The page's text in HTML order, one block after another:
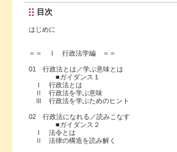
目次
はじめに
＝＝ Ⅰ 行政法学編 ＝＝
01 行政法とは／学ぶ意味とは
■ガイダンス１
Ⅰ 行政法とは
Ⅱ 行政法を学ぶ意味
Ⅲ 行政法を学ぶためのヒント
02 行政法になれる／読みこなす
■ガイダンス２
Ⅰ 法令とは
Ⅱ 法律の構造を読み解く